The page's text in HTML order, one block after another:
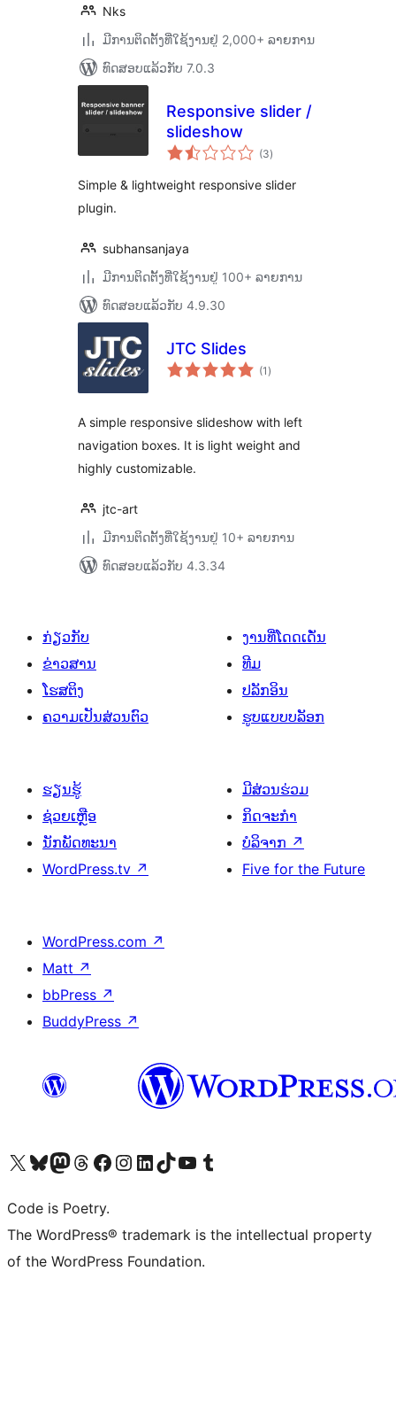
Nks
ມີການຕິດຕັ້ງທີ່ໃຊ້ງານຢູ່ 2,000+ ລາຍການ
ທົດສອບແລ້ວກັບ 7.0.3
Responsive slider /
slideshow
(3ຄະແນນ
ທັງໝົດ
)
Simple & lightweight responsive slider
plugin.
subhansanjaya
ມີການຕິດຕັ້ງທີ່ໃຊ້ງານຢູ່ 100+ ລາຍການ
ທົດສອບແລ້ວກັບ 4.9.30
JTC Slides
(1 ຄະແນນ
ທັງໝົດ
)
A simple responsive slideshow with left
navigation boxes. It is light weight and
highly customizable.
jtc-art
ມີການຕິດຕັ້ງທີ່ໃຊ້ງານຢູ່ 10+ ລາຍການ
ທົດສອບແລ້ວກັບ 4.3.34
ກ່ຽວກັບ
ຂ່າວສານ
ໂຮສຕິງ
ຄວາມເປັນສ່ວນຕົວ
ງານທີ່ໂດດເດັ່ນ
ທີມ
ປລັກອິນ
ຮູບແບບບລັອກ
ຮຽນຮູ້
ຊ່ວຍເຫຼືອ
ນັກພັດທະນາ
WordPress.tv ↗
ມີສ່ວນຮ່ວມ
ກິດຈະກຳ
ບໍລິຈາກ ↗
Five for the Future
WordPress.com ↗
Matt ↗
bbPress ↗
BuddyPress ↗
ຢ້ຽມຊົມບັນຊີ X (ຊື່ເກົ່າ Twitter) ຂອງພວກເຮົາຢ້ຽມຊົມບັນຊີ Bluesky ຂອງພວກເຮົາຢ້ຽມຊົມບັນຊີ Mastodon ຂອງພວກເຮົາຢ້ຽມຊົມບັນຊີ Threads ຂອງພວກເຮົາຢ້ຽມຊົມໜ້າ Facebook ຂອງພວກເຮົາຢ້ຽມຊົມບັນຊີ Instagram ຂອງພວກເຮົາຢ້ຽມຊົມບັນຊີ LinkedIn ຂອງພວກເຮົາຢ້ຽມຊົມບັນຊີ TikTok ຂອງພວກເຮົາຢ້ຽມຊົມຊ່ອງ YouTube ຂອງພວກເຮົາຢ້ຽມຊົມບັນຊີ Tumblr ຂອງພວກເຮົາ
Code is Poetry.
The WordPress® trademark is the intellectual property
of the WordPress Foundation.